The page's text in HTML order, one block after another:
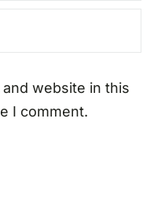
website in this
I comment.